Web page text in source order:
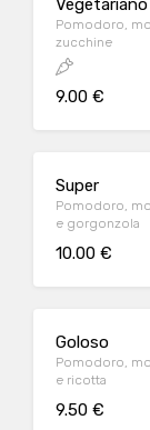
Vegetariano
Pomodoro,
zucchine
9.00 €
Super
Pomodoro,
e gorgonzola
10.00 €
Goloso
Pomodoro,
e ricotta
9.50 €